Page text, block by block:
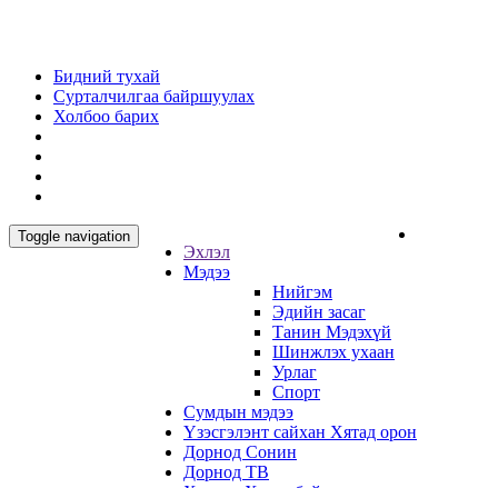
Бидний тухай
Сурталчилгаа байршуулах
Холбоо барих
Toggle navigation
Эхлэл
Мэдээ
Нийгэм
Эдийн засаг
Танин Мэдэхүй
Шинжлэх ухаан
Урлаг
Спорт
Сумдын мэдээ
Үзэсгэлэнт сайхан Хятад орон
Дорнод Сонин
Дорнод ТВ